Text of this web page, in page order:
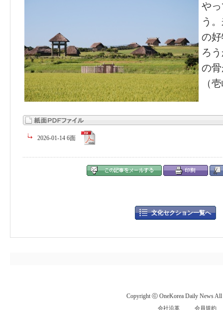
や
う
の
ろ
の
（
2026-01-14 6面
文化セクション一覧へ
Copyright ⓒ OneKorea Daily News All
会社沿革 会員規約